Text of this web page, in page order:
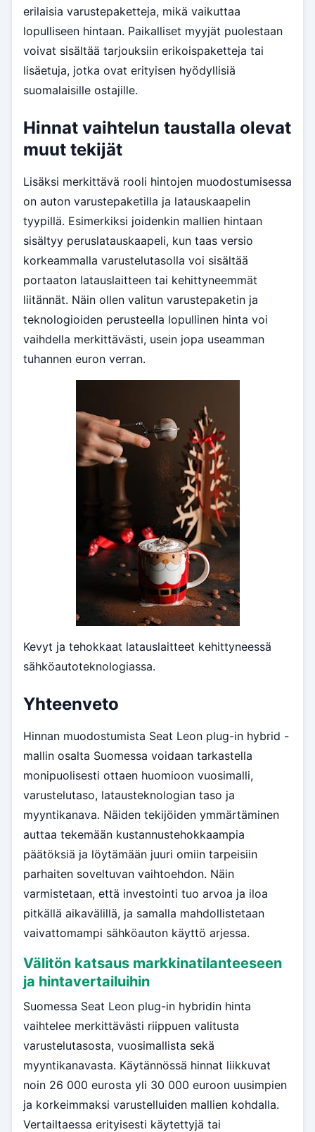
erilaisia varustepaketteja, mikä vaikuttaa
lopulliseen hintaan. Paikalliset myyjät puolestaan
voivat sisältää tarjouksiin erikoispaketteja tai
lisäetuja, jotka ovat erityisen hyödyllisiä
suomalaisille ostajille.
Hinnat vaihtelun taustalla olevat
muut tekijät
Lisäksi merkittävä rooli hintojen muodostumisessa
on auton varustepaketilla ja latauskaapelin
tyypillä. Esimerkiksi joidenkin mallien hintaan
sisältyy peruslatauskaapeli, kun taas versio
korkeammalla varustelutasolla voi sisältää
portaaton latauslaitteen tai kehittyneemmät
liitännät. Näin ollen valitun varustepaketin ja
teknologioiden perusteella lopullinen hinta voi
vaihdella merkittävästi, usein jopa useamman
tuhannen euron verran.
Kevyt ja tehokkaat latauslaitteet kehittyneessä
sähköautoteknologiassa.
Yhteenveto
Hinnan muodostumista Seat Leon plug-in hybrid -
mallin osalta Suomessa voidaan tarkastella
monipuolisesti ottaen huomioon vuosimalli,
varustelutaso, latausteknologian taso ja
myyntikanava. Näiden tekijöiden ymmärtäminen
auttaa tekemään kustannustehokkaampia
päätöksiä ja löytämään juuri omiin tarpeisiin
parhaiten soveltuvan vaihtoehdon. Näin
varmistetaan, että investointi tuo arvoa ja iloa
pitkällä aikavälillä, ja samalla mahdollistetaan
vaivattomampi sähköauton käyttö arjessa.
Välitön katsaus markkinatilanteeseen
ja hintavertailuihin
Suomessa Seat Leon plug-in hybridin hinta
vaihtelee merkittävästi riippuen valitusta
varustelutasosta, vuosimallista sekä
myyntikanavasta. Käytännössä hinnat liikkuvat
noin 26 000 eurosta yli 30 000 euroon uusimpien
ja korkeimmaksi varustelluiden mallien kohdalla.
Vertailtaessa erityisesti käytettyjä tai